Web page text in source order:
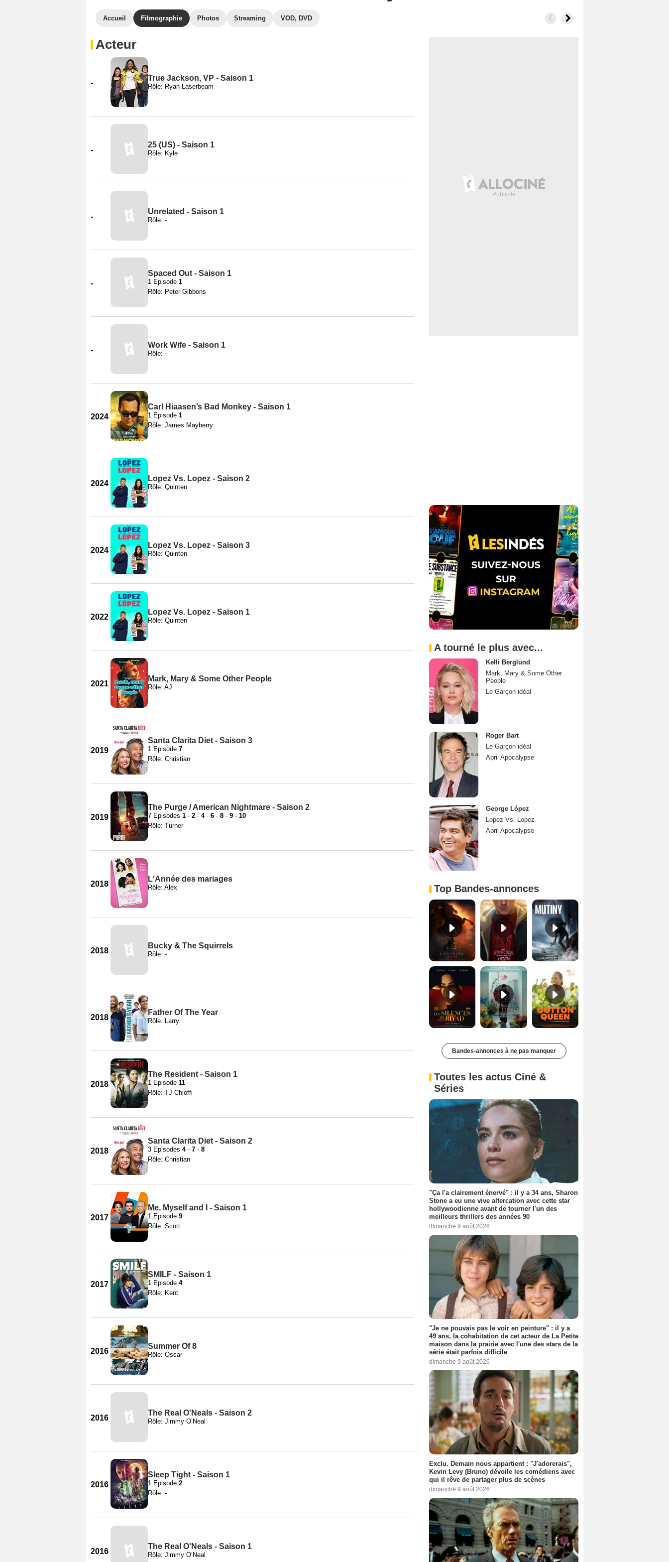
Accueil Filmographie Photos Streaming VOD, DVD
Acteur
-
True Jackson, VP - Saison 1
Rôle: Ryan Laserbeam
-
25 (US) - Saison 1
Rôle: Kyle
-
Unrelated - Saison 1
Rôle: -
-
Spaced Out - Saison 1
1 Episode 1
Rôle: Peter Gibbons
-
Work Wife - Saison 1
Rôle: -
2024
Carl Hiaasen’s Bad Monkey - Saison 1
1 Episode 1
Rôle: James Mayberry
2024
Lopez Vs. Lopez - Saison 2
Rôle: Quinten
2024
Lopez Vs. Lopez - Saison 3
Rôle: Quinten
2022
Lopez Vs. Lopez - Saison 1
Rôle: Quinten
2021
Mark, Mary & Some Other People
Rôle: AJ
2019
Santa Clarita Diet - Saison 3
1 Episode 7
Rôle: Christian
2019
The Purge / American Nightmare - Saison 2
7 Episodes 1 - 2 - 4- 6 - 8 - 9 - 10
Rôle: Turner
2018
L'Année des mariages
Rôle: Alex
2018
Bucky & The Squirrels
Rôle: -
2018
Father Of The Year
Rôle: Larry
2018
The Resident - Saison 1
1 Episode 11
Rôle: TJ Chioffi
2018
Santa Clarita Diet - Saison 2
3 Episodes 4- 7 - 8
Rôle: Christian
2017
Me, Myself and I - Saison 1
1 Episode 9
Rôle: Scott
2017
SMILF - Saison 1
1 Episode 4
Rôle: Kent
2016
Summer Of 8
Rôle: Oscar
2016
The Real O'Neals - Saison 2
Rôle: Jimmy O’Neal
2016
Sleep Tight - Saison 1
1 Episode 2
Rôle: -
2016
The Real O'Neals - Saison 1
Rôle: Jimmy O’Neal
A tourné le plus avec...
Kelli Berglund
Mark, Mary & Some Other
People
Le Garçon idéal
Roger Bart
Le Garçon idéal
April Apocalypse
George López
Lopez Vs. Lopez
April Apocalypse
Top Bandes-annonces
L'Odyssée Bande-annonce VO STFR Spider-Man: Brand New Day Bande-annonce VO STFR
Les Silences de Riyad Bande-annonce VO STFR Cotton Queen Bande-annonce VO STFR
Bandes-annonces à ne pas manquer
Toutes les actus Ciné &
Séries
"Ça l'a clairement énervé" : il y a 34 ans, Sharon
Stone a eu une vive altercation avec cette star
hollywoodienne avant de tourner l'un des
meilleurs thrillers des années 90
dimanche 9 août 2026
"Je ne pouvais pas le voir en peinture" : il y a
49 ans, la cohabitation de cet acteur de La Petite
maison dans la prairie avec l'une des stars de la
série était parfois difficile
dimanche 9 août 2026
Exclu. Demain nous appartient : "J'adorerais",
Kevin Levy (Bruno) dévoile les comédiens avec
qui il rêve de partager plus de scènes
dimanche 9 août 2026